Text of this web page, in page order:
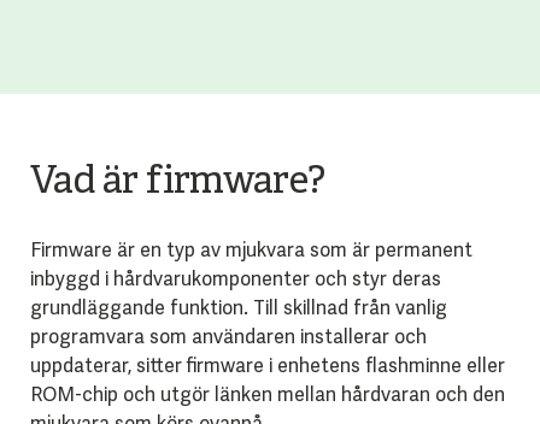
Vad är firmware?
Firmware är en typ av mjukvara som är permanent
inbyggd i hårdvarukomponenter och styr deras
grundläggande funktion. Till skillnad från vanlig
programvara som användaren installerar och
uppdaterar, sitter firmware i enhetens flashminne eller
ROM-chip och utgör länken mellan hårdvaran och den